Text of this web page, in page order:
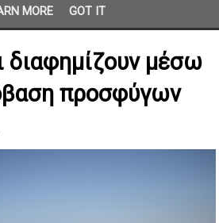
διαφημίζουν μέσω
προσφύγων
MORE GOT IT